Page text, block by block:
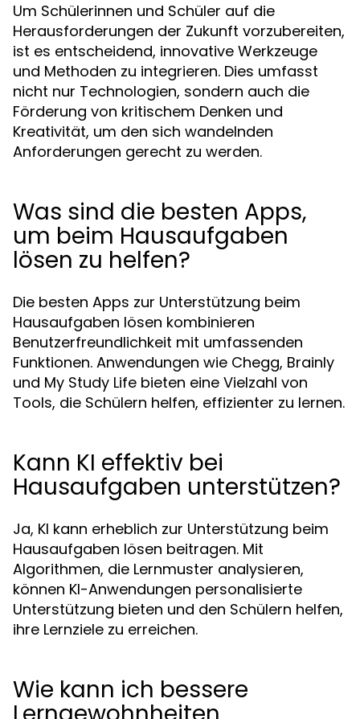
Um Schülerinnen und Schüler auf die
Herausforderungen der Zukunft vorzubereiten,
ist es entscheidend, innovative Werkzeuge
und Methoden zu integrieren. Dies umfasst
nicht nur Technologien, sondern auch die
Förderung von kritischem Denken und
Kreativität, um den sich wandelnden
Anforderungen gerecht zu werden.
Was sind die besten Apps,
um beim Hausaufgaben
lösen zu helfen?
Die besten Apps zur Unterstützung beim
Hausaufgaben lösen kombinieren
Benutzerfreundlichkeit mit umfassenden
Funktionen. Anwendungen wie Chegg, Brainly
und My Study Life bieten eine Vielzahl von
Tools, die Schülern helfen, effizienter zu lernen.
Kann KI effektiv bei
Hausaufgaben unterstützen?
Ja, KI kann erheblich zur Unterstützung beim
Hausaufgaben lösen beitragen. Mit
Algorithmen, die Lernmuster analysieren,
können KI-Anwendungen personalisierte
Unterstützung bieten und den Schülern helfen,
ihre Lernziele zu erreichen.
Wie kann ich bessere